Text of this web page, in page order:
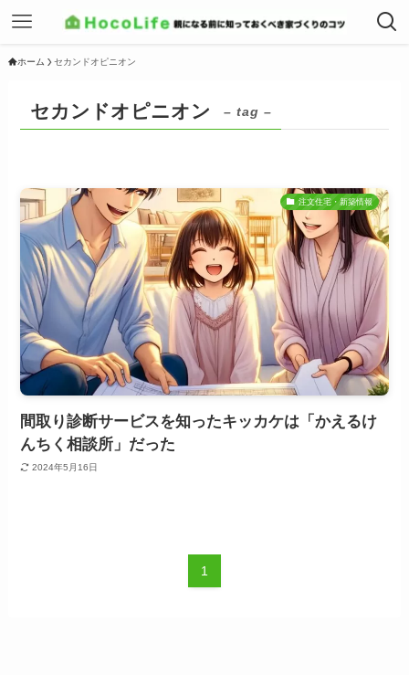
ホーム セカンドオピニオン
セカンドオピニオン – tag –
注文住宅・新築情報
間取り診断サービスを知ったキッカケは「かえるけ
んちく相談所」だった
2024年5月16日
1